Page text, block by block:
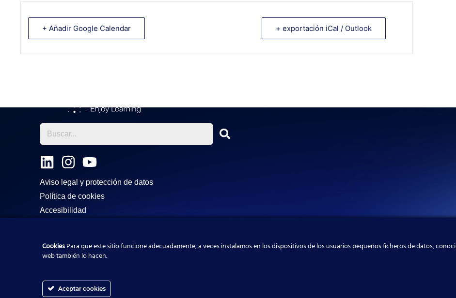
+ Añadir Google Calendar + exportación iCal / Outlook
L
i
n
k
e
i
n
I
s
t
a
r
a
m
Y
u
u
e
Aviso legal y protección de datos
Política de cookies
Accesibilidad
CookiesPara que este sitio funcione adecuadamente, a veces instalamos en los dispositivos de los usuarios pequeños ficheros de datos,
web también lo hacen.
Aceptar cookies